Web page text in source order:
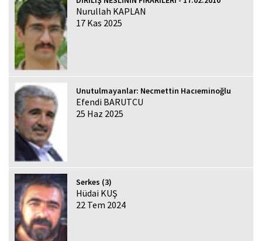
Nurullah KAPLAN
17 Kas 2025
Unutulmayanlar: Necmettin Hacıeminoğlu
Efendi BARUTCU
25 Haz 2025
Serkes (3)
Hüdai KUŞ
22 Tem 2024